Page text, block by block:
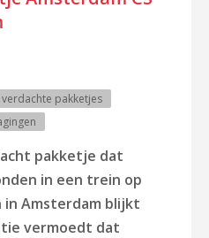
pakketjes
pakketje dat
in een trein op
Amsterdam blijkt
vermoedt dat